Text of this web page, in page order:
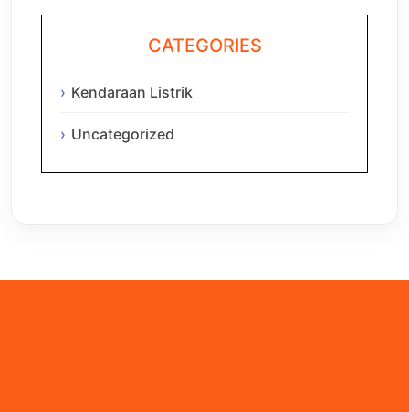
CATEGORIES
Kendaraan Listrik
Uncategorized